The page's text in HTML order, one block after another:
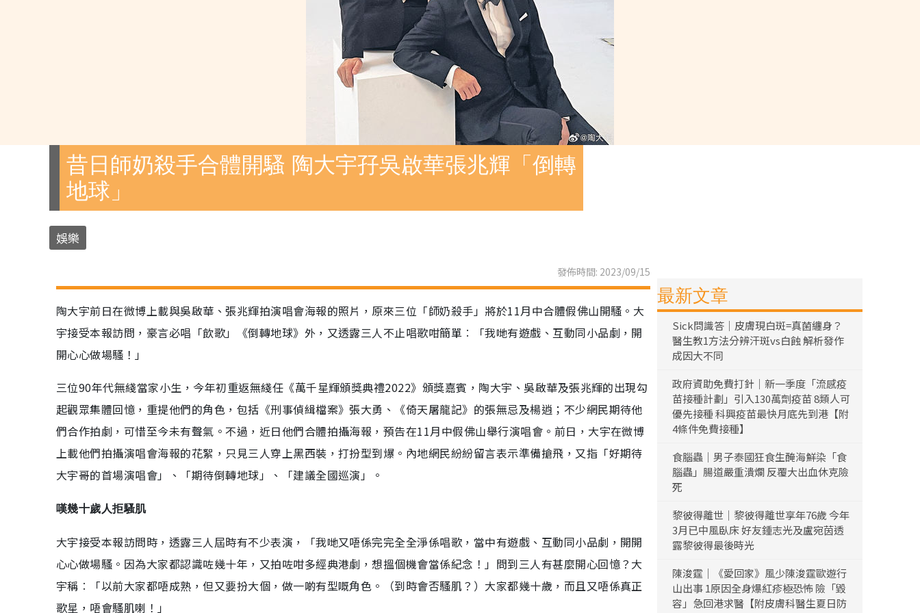
昔日師奶殺手合體開騷 陶大宇孖吳啟華張兆輝「倒轉
地球」
娛樂
發佈時間: 2023/09/15
陶大宇前日在微博上載與吳啟華、張兆輝拍演唱會海報的照片，原來三位「師奶殺手」將於11月中合體假佛山開騷。大
宇接受本報訪問，豪言必唱「飲歌」《倒轉地球》外，又透露三人不止唱歌咁簡單︰「我哋有遊戲、互動同小品劇，開
開心心做場騷！」
三位90年代無綫當家小生，今年初重返無綫任《萬千星輝頒獎典禮2022》頒獎嘉賓，陶大宇、吳啟華及張兆輝的出現勾
起觀眾集體回憶，重提他們的角色，包括《刑事偵緝檔案》張大勇、《倚天屠龍記》的張無忌及楊逍；不少網民期待他
們合作拍劇，可惜至今未有聲氣。不過，近日他們合體拍攝海報，預告在11月中假佛山舉行演唱會。前日，大宇在微博
上載他們拍攝演唱會海報的花絮，只見三人穿上黑西裝，打扮型到爆。內地網民紛紛留言表示準備搶飛，又指「好期待
大宇哥的首場演唱會」、「期待倒轉地球」、「建議全國巡演」。
嘆幾十歲人拒騷肌
大宇接受本報訪問時，透露三人屆時有不少表演，「我哋又唔係完完全全淨係唱歌，當中有遊戲、互動同小品劇，開開
心心做場騷。因為大家都認識咗幾十年，又拍咗咁多經典港劇，想搵個機會當係紀念！」問到三人有甚麼開心回憶？大
宇稱︰「以前大家都唔成熟，但又要扮大個，做一啲有型嘅角色。（到時會否騷肌？）大家都幾十歲，而且又唔係真正
歌星，唔會騷肌喇！」
最新文章
Sick問識答｜皮膚現白斑=真菌纏身？
醫生教1方法分辨汗斑vs白蝕 解析發作
成因大不同
政府資助免費打針｜新一季度「流感疫
苗接種計劃」引入130萬劑疫苗 8類人可
優先接種 科興疫苗最快月底先到港【附
4條件免費接種】
食腦蟲｜男子泰國狂食生醃海鮮染「食
腦蟲」腸道嚴重潰爛 反覆大出血休克險
死
黎彼得離世｜黎彼得離世享年76歲 今年
3月已中風臥床 好友鍾志光及盧宛茵透
露黎彼得最後時光
陳浚霆｜《愛回家》風少陳浚霆歐遊行
山出事 1原因全身爆紅疹極恐怖 險「毀
容」急回港求醫【附皮膚科醫生夏日防